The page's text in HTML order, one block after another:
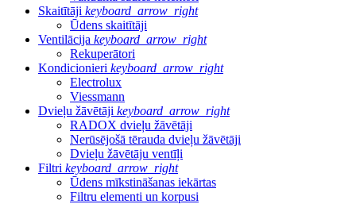
Skaitītāji keyboard_arrow_right
Ūdens skaitītāji
Ventilācija keyboard_arrow_right
Rekuperātori
Kondicionieri keyboard_arrow_right
Electrolux
Viessmann
Dvieļu žāvētāji keyboard_arrow_right
RADOX dvieļu žāvētāji
Nerūsējošā tērauda dvieļu žāvētāji
Dvieļu žāvētāju ventīļi
Filtri keyboard_arrow_right
Ūdens mīkstināšanas iekārtas
Filtru elementi un korpusi